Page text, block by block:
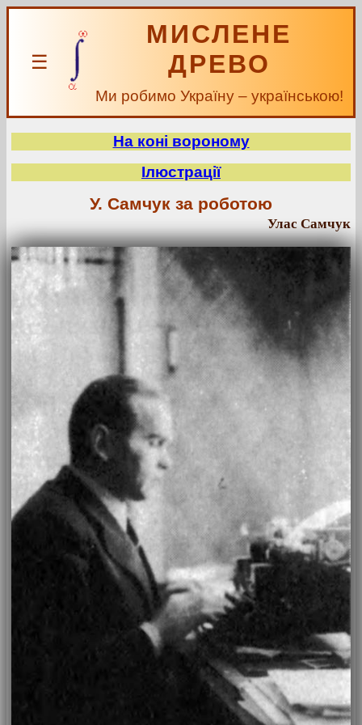
☰
МИСЛЕНЕ
ДРЕВО
Ми робимо Україну – українською!
На коні вороному
Ілюстрації
У. Самчук за роботою
Улас Самчук